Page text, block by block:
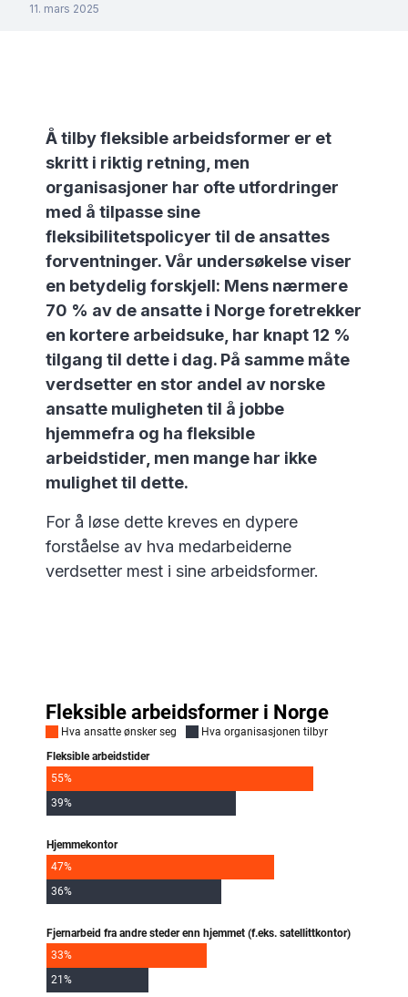
11. mars 2025
Å tilby fleksible arbeidsformer er et
skritt i riktig retning, men
organisasjoner har ofte utfordringer
med å tilpasse sine
fleksibilitetspolicyer til de ansattes
forventninger. Vår undersøkelse viser
en betydelig forskjell: Mens nærmere
70 % av de ansatte i Norge foretrekker
en kortere arbeidsuke, har knapt 12 %
tilgang til dette i dag. På samme måte
verdsetter en stor andel av norske
ansatte muligheten til å jobbe
hjemmefra og ha fleksible
arbeidstider, men mange har ikke
mulighet til dette.
For å løse dette kreves en dypere
forståelse av hva medarbeiderne
verdsetter mest i sine arbeidsformer.